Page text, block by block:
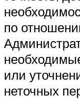
по
или
неточных